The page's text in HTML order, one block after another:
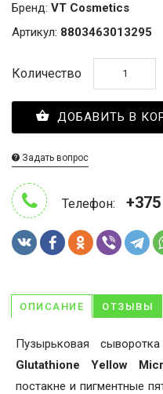
Бренд: VT Cosmetics
Артикул: 8803463013295
Количество
ДОБАВИТЬ В
Задать вопрос
Телефон:
ОПИСАНИЕ ОТЗЫВЫ
Пузырьковая сыворотка
Glutathione Yellow
постакне и пигментные